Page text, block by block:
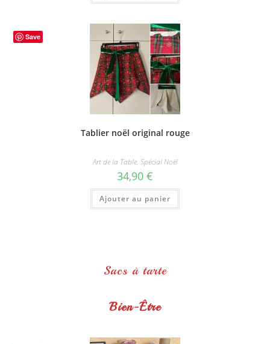
Save
Tablier noël original rouge
Art de la Table, Spécial Noël
34,90 €
Ajouter au panier
Sacs à tarte
Bien-Être